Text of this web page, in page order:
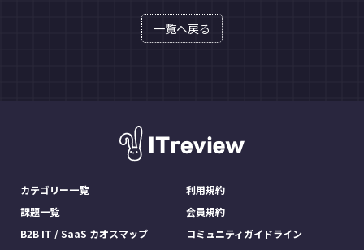
一覧へ戻る
カテゴリー一覧
課題一覧
B2B IT / SaaS カオスマップ
利用規約
会員規約
コミュニティガイドライン